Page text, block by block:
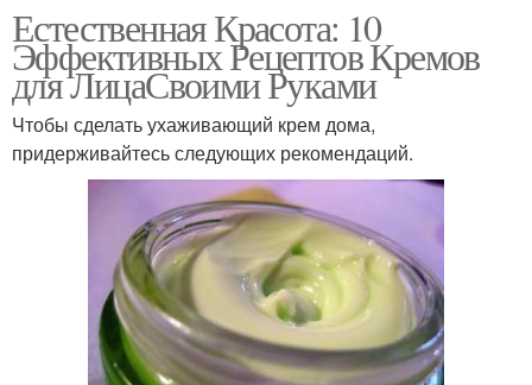
Естественная Красота: 10
Эффективных Рецептов Кремов
для ЛицаСвоими Руками
Чтобы сделать ухаживающий крем дома,
придерживайтесь следующих рекомендаций.